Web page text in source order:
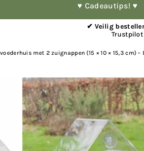
♥︎ Cadeautips! ♥︎
✔ Veilig
met 2 zuignappen (15 × 10 × 15,3 cm) –